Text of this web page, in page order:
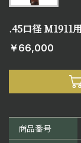
.45口径 M1911
￥66,000
商品番号